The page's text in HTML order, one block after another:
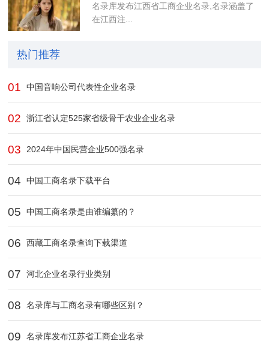
名录库​发布江西省工商企业名录,名录涵盖了
在江西注...
热门推荐
01 中国音响公司代表性企业名录
02 浙江省认定525家省级骨干农业企业​名录
03 2024年中国民营企业500强名录
04 中国工商名录下载平台
05 中国工商名录是由谁编纂的？
06 西藏工商名录查询下载渠道‌
07 河北企业名录行业类别
08 名录库与工商名录有哪些区别？
09 名录库发布江苏省工商企业名录